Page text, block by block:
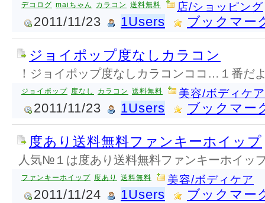
デコログ maiちゃん カラコン 送料無料 店/ショッピング
2011/11/23 1Users ブックマー
ジョイポップ度なしカラコン
！ジョイポップ度なしカラコンココ…１番だ
ジョイポップ 度なし カラコン 送料無料 美容/ボディケア
2011/11/23 1Users ブックマー
度あり送料無料ファンキーホイップ
人気№１は度あり送料無料ファンキーホイッ
ファンキーホイップ 度あり 送料無料 美容/ボディケア
2011/11/24 1Users ブックマー